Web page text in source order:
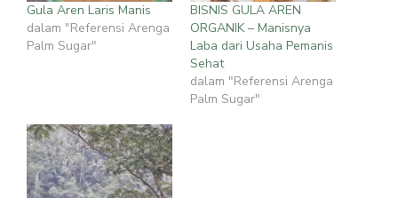
Gula Aren Laris Manis
dalam "Referensi Arenga
Palm Sugar"
BISNIS GULA AREN
ORGANIK – Manisnya
Laba dari Usaha Pemanis
Sehat
dalam "Referensi Arenga
Palm Sugar"